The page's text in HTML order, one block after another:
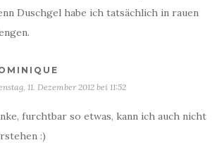
Duschgel habe ich tatsächlich in rauen
11. Dezember 2012 bei 11:52
furchtbar so etwas, kann ich auch nicht
:)